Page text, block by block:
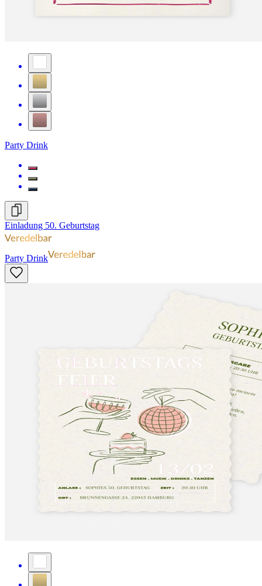
Party Drink
Einladung 50. Geburtstag
Party Drink